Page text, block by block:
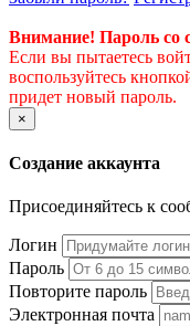
Внимание! Пароль
Если вы пытаетесь
воспользуйтесь
придет новый пароль.
×
Создание аккаунта
Присоединяйтесь к
Логин
Пароль
Повторите пароль
Электронная почта